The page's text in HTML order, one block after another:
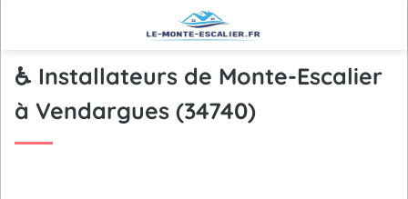
♿ Installateurs de Monte-Escalier
à Vendargues (34740)